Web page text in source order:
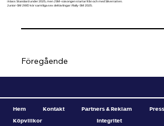
i klass Standard under 2025, men JSM-säsongen startar från och med Silverratten.
Junior-SM 2WD körsamtliga sex deltävlingari Rally-SM 2025.
Föregående
Hem Kontakt Partners & Reklam
Köpvillkor
Integritet